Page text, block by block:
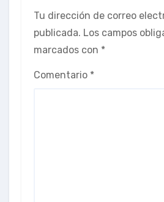
Tu dirección de correo
publicada. Los campos
marcados con *
Comentario *